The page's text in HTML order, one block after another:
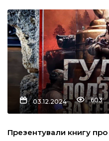
03.12.2024 603
Презентували книгу про